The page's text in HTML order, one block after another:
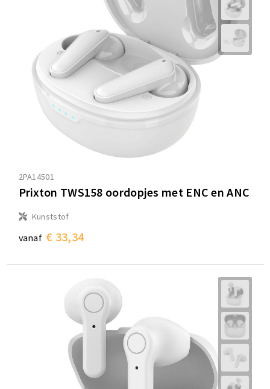
2PA14501
Prixton TWS158 oordopjes met ENC en ANC
Kunststof
vanaf € 33,34